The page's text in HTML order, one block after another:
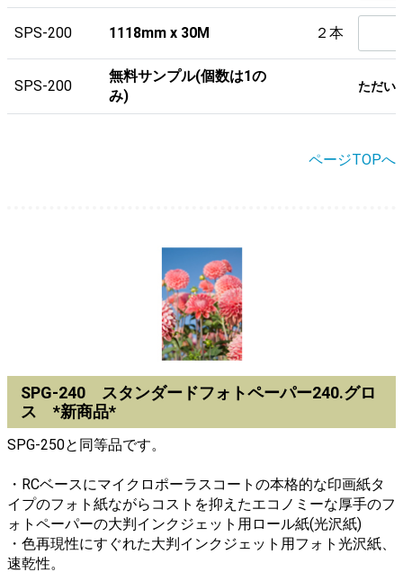
SPS-200 1118mm x 30M ２本
SPS-200
無料サンプル(個数は1の
み)
ただい
ページTOPへ
SPG-240 スタンダードフォトペーパー240.グロ
ス *新商品*
SPG-250と同等品です。
・RCベースにマイクロポーラスコートの本格的な印画紙タ
イプのフォト紙ながらコストを抑えたエコノミーな厚手のフ
ォトペーパーの大判インクジェット用ロール紙(光沢紙)
・色再現性にすぐれた大判インクジェット用フォト光沢紙、
速乾性。